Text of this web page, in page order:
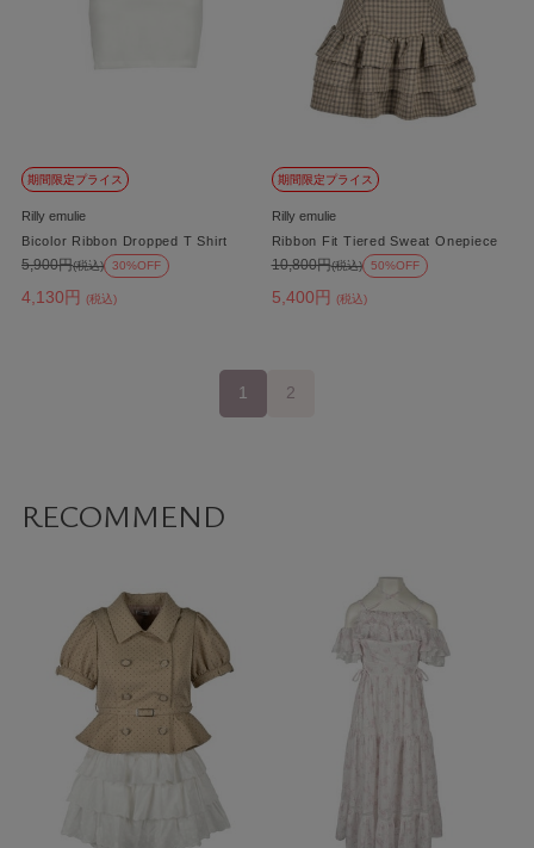
期間限定プライス
Rilly emulie
Bicolor Ribbon Dropped T Shirt
4,130円 (税込)
5,900円(税込) 30%OFF
期間限定プライス
Rilly emulie
Ribbon Fit Tiered Sweat Onepiece
5,400円 (税込)
10,800円(税込) 50%OFF
1 2
RECOMMEND